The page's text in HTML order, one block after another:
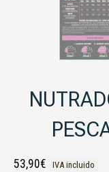
53,90€ IVA incluido